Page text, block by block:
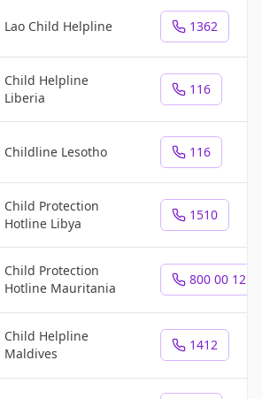
Lao Child Helpline 1362
Child Helpline
Liberia
116
Childline Lesotho 116
Child Protection
Hotline Libya
1510
Child Protection
Hotline Mauritania
800 00 12
Child Helpline
Maldives
1412